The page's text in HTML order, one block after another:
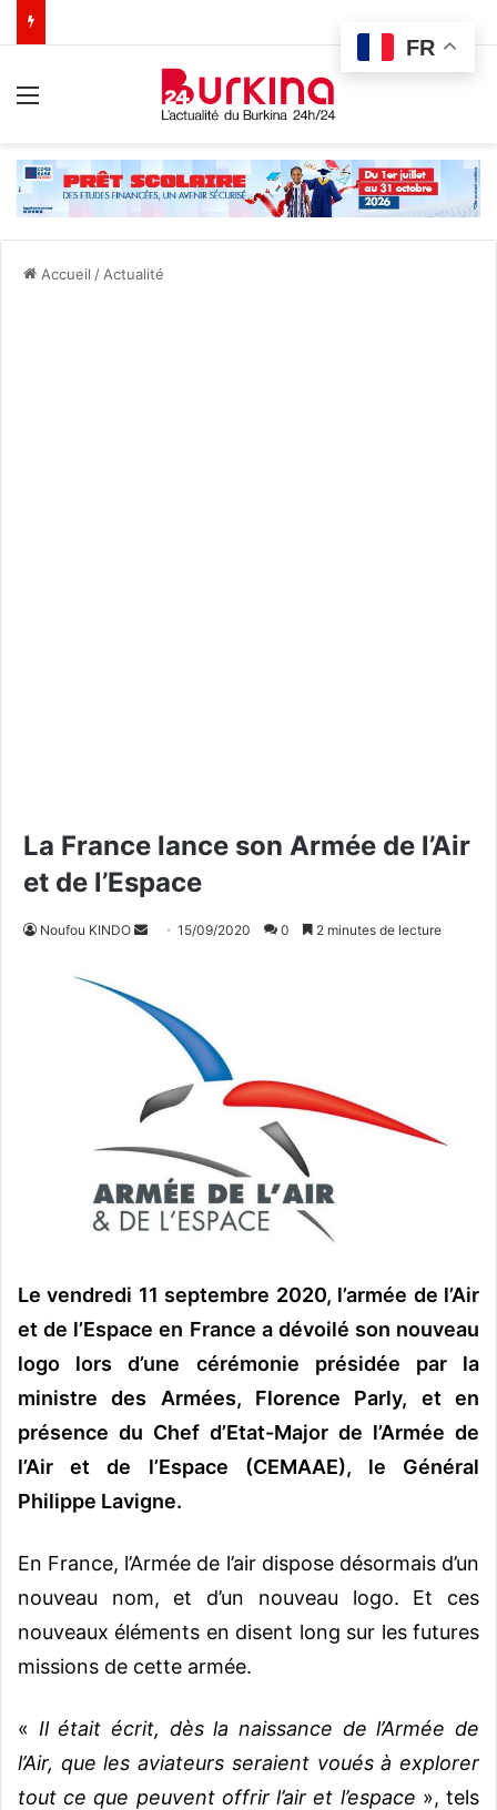
Accueil / Actualité
La France lance son Armée de l’Air
et de l’Espace
Noufou KINDO
o
u
o
u
e
15/09/2020 0 2 minutes de lecture
Le vendredi 11 septembre 2020, l’armée de l’Air
et de l’Espace en France a dévoilé son nouveau
logo lors d’une cérémonie présidée par la
ministre des Armées, Florence Parly, et en
présence du Chef d’Etat-Major de l’Armée de
l’Air et de l’Espace (CEMAAE), le Général
Philippe Lavigne.
En France, l’Armée de l’air dispose désormais d’un
nouveau nom, et d’un nouveau logo. Et ces
nouveaux éléments en disent long sur les futures
missions de cette armée.
« Il était écrit, dès la naissance de l’Armée de
l’Air, que les aviateurs seraient voués à explorer
tout ce que peuvent offrir l’air et l’espace », tels
FR